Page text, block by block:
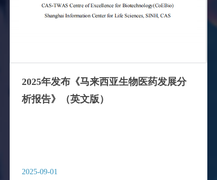
2025年发布《马来西亚生物医药发展分
析报告》（英文版）
2025-09-01